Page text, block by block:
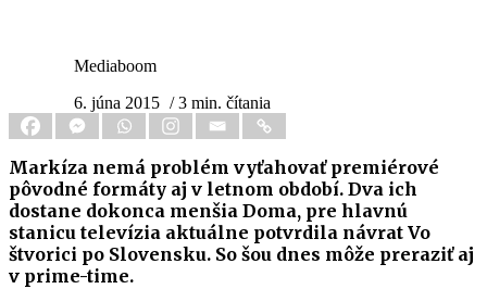
Mediaboom
6. júna 2015 / 3 min. čítania
Markíza nemá problém vyťahovať premiérové
pôvodné formáty aj v letnom období. Dva ich
dostane dokonca menšia Doma, pre hlavnú
stanicu televízia aktuálne potvrdila návrat Vo
štvorici po Slovensku. So šou dnes môže preraziť aj
v prime-time.